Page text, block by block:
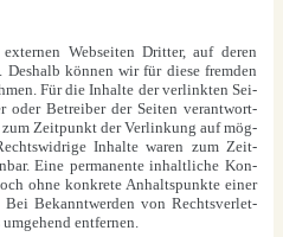
Web­sei­ten Drit­ter, auf deren
kön­nen wir für die­se frem­den
Für die Inhal­te der ver­link­ten Sei­
oder Betrei­ber der Sei­ten ver­ant­wort­
Zeit­punkt der Ver­lin­kung auf mög­
Inhal­te waren zum Zeit­
Eine per­ma­nen­te inhalt­li­che Kon­
ohne kon­kre­te Anhalts­punk­te einer
Bekannt­wer­den von Rechts­ver­let­
ent­fer­nen.